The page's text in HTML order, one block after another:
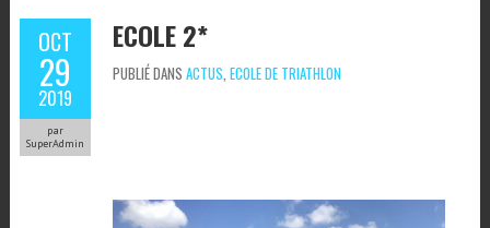
OCT
29
2019
par
SuperAdmin
ECOLE 2*
PUBLIÉ DANS ACTUS ECOLE DE TRIATHLON